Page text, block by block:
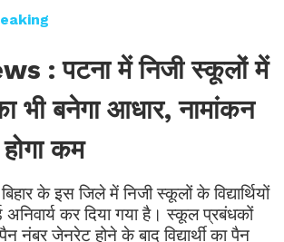
: पटना में निजी स्कूलों में
भी बनेगा आधार, नामांकन
होगा कम
बिहार के इस जिले में निजी स्कूलों के विद्यार्थियों
कर दिया गया है। स्कूल प्रबंधकों
पैन नंबर जेनरेट होने के बाद विद्यार्थी का पैन